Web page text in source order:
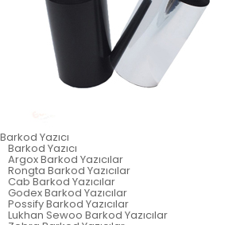
Barkod Yazıcı
Barkod Yazıcı
Argox Barkod Yazıcılar
Rongta Barkod Yazıcılar
Cab Barkod Yazıcılar
Godex Barkod Yazıcılar
Possify Barkod Yazıcılar
Lukhan Sewoo Barkod Yazıcılar